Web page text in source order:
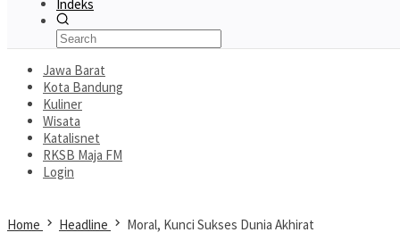
Indeks
Jawa Barat
Kota Bandung
Kuliner
Wisata
Katalisnet
RKSB Maja FM
Login
Home Headline Moral, Kunci Sukses Dunia Akhirat